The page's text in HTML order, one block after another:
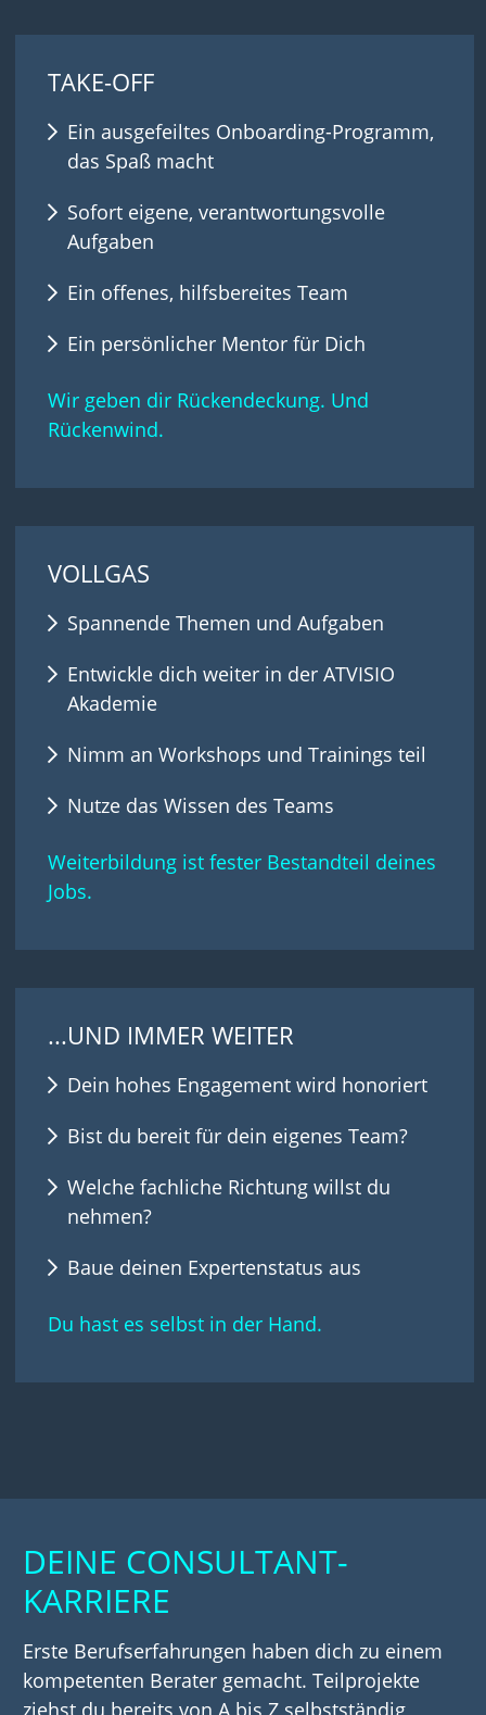
TAKE-OFF
Ein ausgefeiltes Onboarding-Programm,
das Spaß macht
Sofort eigene, verantwortungsvolle
Aufgaben
Ein offenes, hilfsbereites Team
Ein persönlicher Mentor für Dich
Wir geben dir Rückendeckung. Und
Rückenwind.
VOLLGAS
Spannende Themen und Aufgaben
Entwickle dich weiter in der ATVISIO
Akademie
Nimm an Workshops und Trainings teil
Nutze das Wissen des Teams
Weiterbildung ist fester Bestandteil deines
Jobs.
...UND IMMER WEITER
Dein hohes Engagement wird honoriert
Bist du bereit für dein eigenes Team?
Welche fachliche Richtung willst du
nehmen?
Baue deinen Expertenstatus aus
Du hast es selbst in der Hand.
DEINE CONSULTANT-
KARRIERE
Erste Berufserfahrungen haben dich zu einem
kompetenten Berater gemacht. Teilprojekte